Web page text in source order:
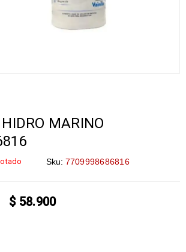
MARINO
Sku: 7709998686816
$58.900